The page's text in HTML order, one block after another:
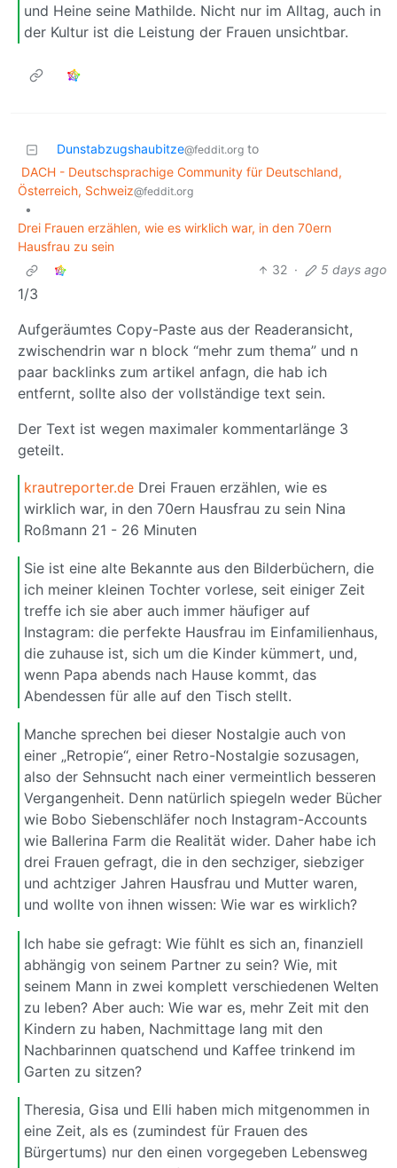
und Heine seine Mathilde. Nicht nur im Alltag, auch in
der Kultur ist die Leistung der Frauen unsichtbar.
Dunstabzugshaubitze@feddit.org to
DACH - Deutschsprachige Community für Deutschland,
Österreich, Schweiz@feddit.org
•
Drei Frauen erzählen, wie es wirklich war, in den 70ern
Hausfrau zu sein
32 · 5 days ago
1/3
Aufgeräumtes Copy-Paste aus der Readeransicht,
zwischendrin war n block “mehr zum thema” und n
paar backlinks zum artikel anfagn, die hab ich
entfernt, sollte also der vollständige text sein.
Der Text ist wegen maximaler kommentarlänge 3
geteilt.
krautreporter.de Drei Frauen erzählen, wie es
wirklich war, in den 70ern Hausfrau zu sein Nina
Roßmann 21 - 26 Minuten
Sie ist eine alte Bekannte aus den Bilderbüchern, die
ich meiner kleinen Tochter vorlese, seit einiger Zeit
treffe ich sie aber auch immer häufiger auf
Instagram: die perfekte Hausfrau im Einfamilienhaus,
die zuhause ist, sich um die Kinder kümmert, und,
wenn Papa abends nach Hause kommt, das
Abendessen für alle auf den Tisch stellt.
Manche sprechen bei dieser Nostalgie auch von
einer „Retropie“, einer Retro-Nostalgie sozusagen,
also der Sehnsucht nach einer vermeintlich besseren
Vergangenheit. Denn natürlich spiegeln weder Bücher
wie Bobo Siebenschläfer noch Instagram-Accounts
wie Ballerina Farm die Realität wider. Daher habe ich
drei Frauen gefragt, die in den sechziger, siebziger
und achtziger Jahren Hausfrau und Mutter waren,
und wollte von ihnen wissen: Wie war es wirklich?
Ich habe sie gefragt: Wie fühlt es sich an, finanziell
abhängig von seinem Partner zu sein? Wie, mit
seinem Mann in zwei komplett verschiedenen Welten
zu leben? Aber auch: Wie war es, mehr Zeit mit den
Kindern zu haben, Nachmittage lang mit den
Nachbarinnen quatschend und Kaffee trinkend im
Garten zu sitzen?
Theresia, Gisa und Elli haben mich mitgenommen in
eine Zeit, als es (zumindest für Frauen des
Bürgertums) nur den einen vorgegeben Lebensweg